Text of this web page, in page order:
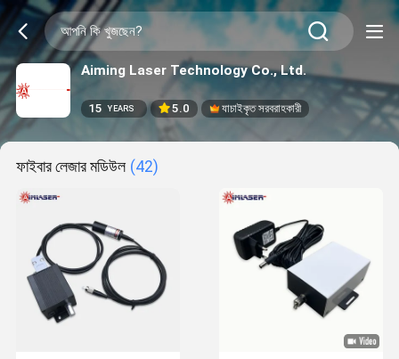
Aiming Laser Technology Co., Ltd.
15 YEARS 5.0 যাচাইকৃত সরবরাহকারী
ফাইবার লেজার মডিউল (42)